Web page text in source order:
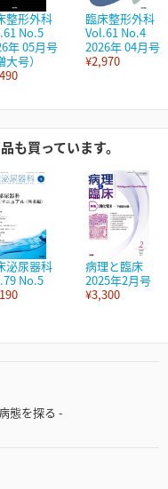
整形外科
No.5
年 05月号
大号）
臨床整形外科
Vol.61 No.4
2026年 04月号
¥2,970
も買っています。
泌尿器科
No.5
病理と臨床
2025年2月号
¥3,300
態を探る -